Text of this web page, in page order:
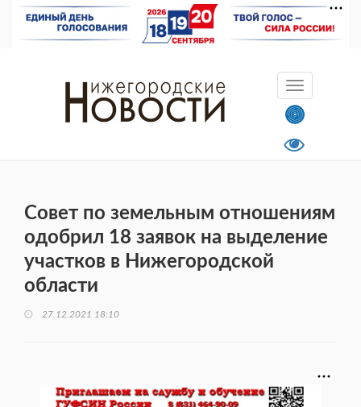
Совет по земельным отношениям
одобрил 18 заявок на выделение
участков в Нижегородской
области
27.12.2021 18:10